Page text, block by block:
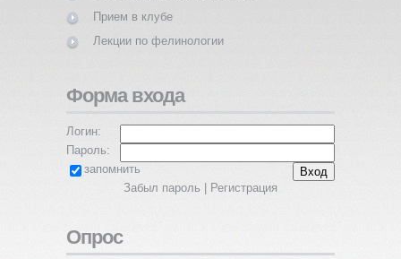
Прием в клубе
Лекции по фелинологии
Форма входа
Логин:
Пароль:
запомнить
Забыл пароль | Регистрация
Опрос